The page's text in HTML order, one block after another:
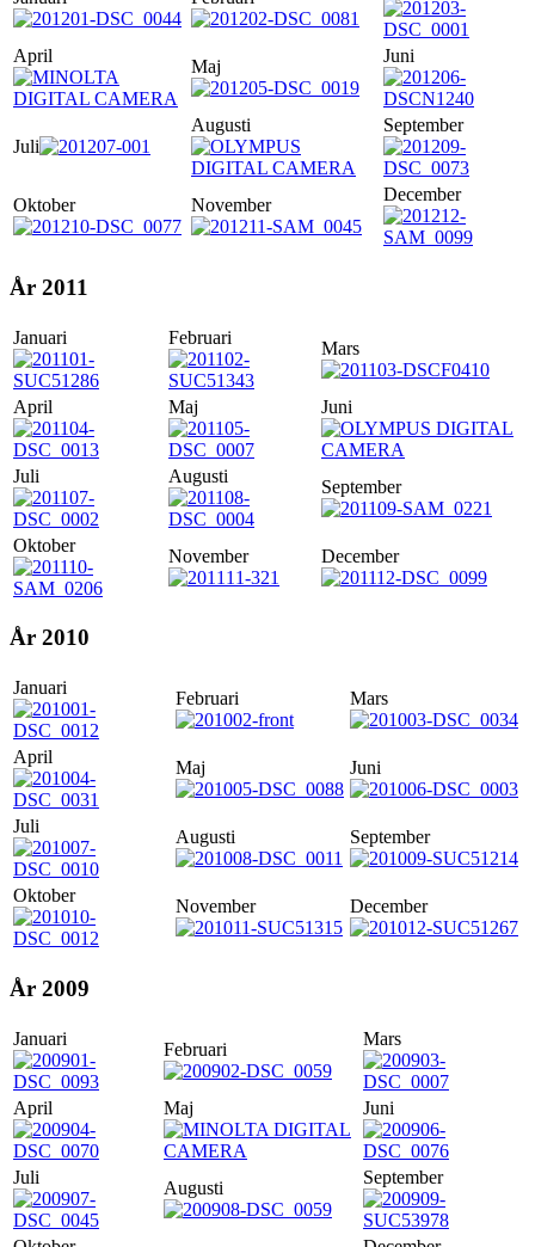
April
Maj
Juni
Juli
Augusti September
Oktober November
December
År 2011
Januari Februari
Mars
April Maj Juni
Juli Augusti
September
Oktober
November December
År 2010
Januari
Februari Mars
April
Maj Juni
Juli
Augusti September
Oktober
November December
År 2009
Januari
Februari
Mars
April Maj Juni
Juli
Augusti
September